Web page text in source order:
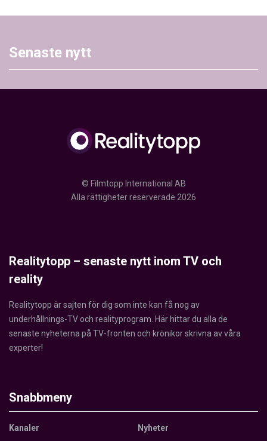
Senaste nytt
© Filmtopp International AB
Alla rättigheter reserverade 2026
Realitytopp – senaste nytt inom TV och
reality
Realitytopp är sajten för dig som inte kan få nog av
underhållnings-TV och realityprogram. Här hittar du alla de
senaste nyheterna på TV-fronten och krönikor skrivna av våra
experter!
Snabbmeny
Kanaler Nyheter